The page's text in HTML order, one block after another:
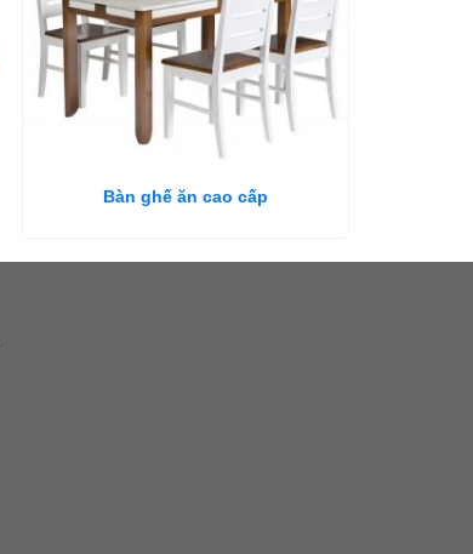
Bàn ghế ăn cao cấp